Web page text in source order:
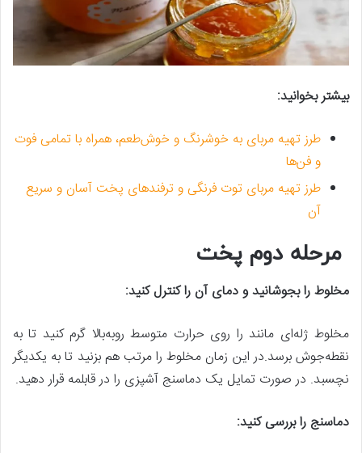
بیشتر بخوانید:
طرز تهیه مربای به خوشرنگ و خوش‌طعم، همراه با تمامی فوت
و فن‌ها
طرز تهیه مربای توت فرنگی و ترفندهای پخت آسان و سریع
آن
مرحله دوم پخت
مخلوط را بجوشانید و دمای آن را کنترل کنید:
مخلوط ژله‌ای مانند را روی حرارت متوسط روبه‌بالا گرم کنید تا به
نقطه‌جوش برسد.در این زمان مخلوط را مرتب هم بزنید تا به یکدیگر
نچسبد. در صورت تمایل یک دماسنج آشپزی را در قابلمه قرار دهید.
دماسنج را بررسی کنید: